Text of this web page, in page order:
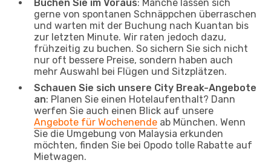
Buchen Sie im Voraus: Manche lassen sich
gerne von spontanen Schnäppchen überraschen
und warten mit der Buchung nach Kuantan bis
zur letzten Minute. Wir raten jedoch dazu,
frühzeitig zu buchen. So sichern Sie sich nicht
nur oft bessere Preise, sondern haben auch
mehr Auswahl bei Flügen und Sitzplätzen.
Schauen Sie sich unsere City Break-Angebote
an: Planen Sie einen Hotelaufenthalt? Dann
werfen Sie auch einen Blick auf unsere
Angebote für Wochenende ab München. Wenn
Sie die Umgebung von Malaysia erkunden
möchten, finden Sie bei Opodo tolle Rabatte auf
Mietwagen.